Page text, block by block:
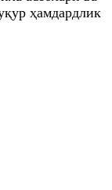
ҳамдардлик